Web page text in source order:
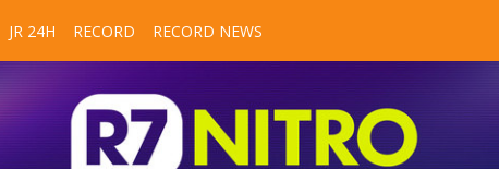
JR 24H RECORD RECORD NEWS